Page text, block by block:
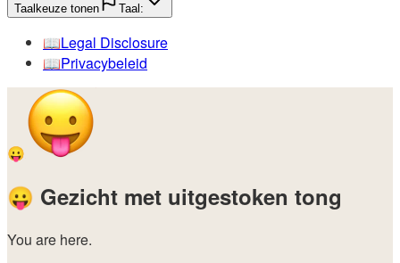
Taalkeuze tonen Taal:
📖️Legal Disclosure
📖️Privacybeleid
😛
😛 Gezicht met uitgestoken tong
You are here.